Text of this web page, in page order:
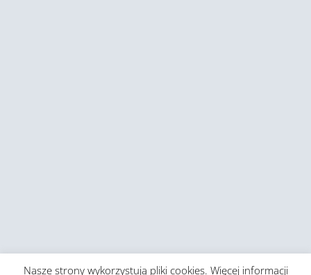
Nasze strony wykorzystują pliki cookies. Więcej informacji